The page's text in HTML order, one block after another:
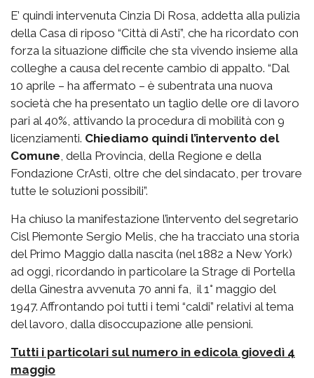
E’ quindi intervenuta Cinzia Di Rosa, addetta alla pulizia
della Casa di riposo “Città di Asti”, che ha ricordato con
forza la situazione difficile che sta vivendo insieme alla
colleghe a causa del recente cambio di appalto. “Dal
10 aprile – ha affermato – è subentrata una nuova
società che ha presentato un taglio delle ore di lavoro
pari al 40%, attivando la procedura di mobilità con 9
licenziamenti. Chiediamo quindi l’intervento del
Comune, della Provincia, della Regione e della
Fondazione CrAsti, oltre che del sindacato, per trovare
tutte le soluzioni possibili”.
Ha chiuso la manifestazione l’intervento del segretario
Cisl Piemonte Sergio Melis, che ha tracciato una storia
del Primo Maggio dalla nascita (nel 1882 a New York)
ad oggi, ricordando in particolare la Strage di Portella
della Ginestra avvenuta 70 anni fa, il 1° maggio del
1947. Affrontando poi tutti i temi “caldi” relativi al tema
del lavoro, dalla disoccupazione alle pensioni.
Tutti i particolari sul numero in edicola giovedì 4
maggio